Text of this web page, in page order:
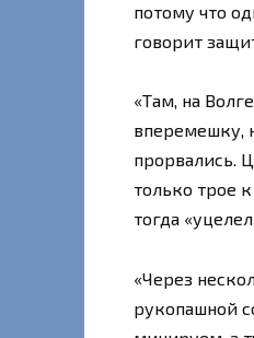
потому что
говорит
«Там, на
вперемешку,
прорвались.
только трое
тогда
«Через
рукопашной